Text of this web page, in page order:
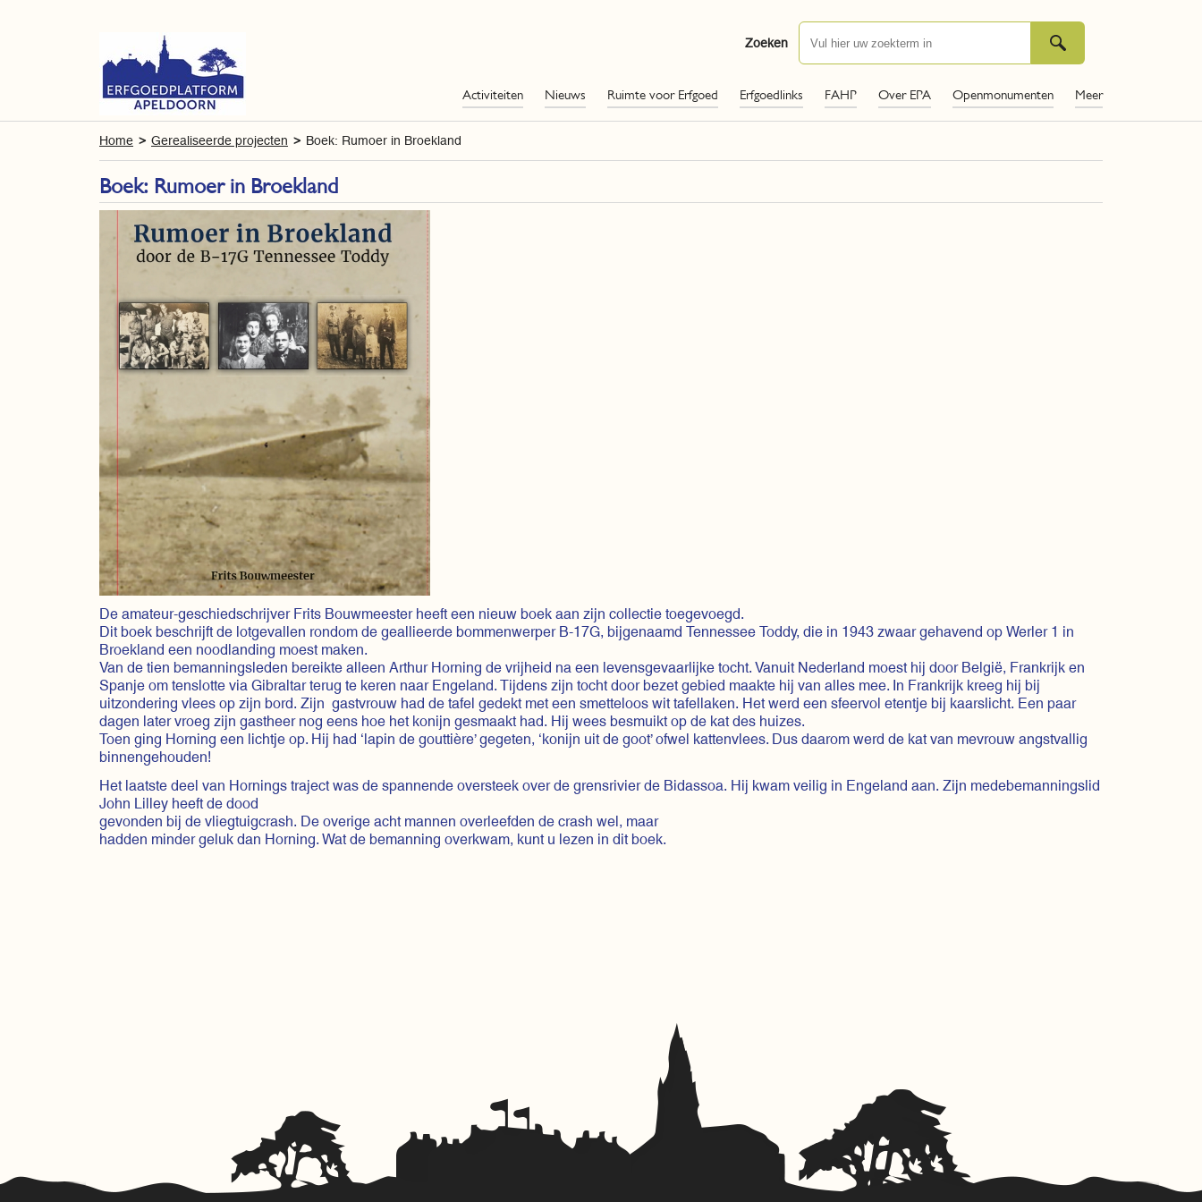
Zoeken
Activiteiten Nieuws Ruimte voor Erfgoed Erfgoedlinks FAHP Over EPA Openmonumenten Meer
Home Gerealiseerde projecten Boek: Rumoer in Broekland
Boek: Rumoer in Broekland
De amateur-geschiedschrijver Frits Bouwmeester heeft een nieuw boek aan zijn collectie toegevoegd.
Dit boek beschrijft de lotgevallen rondom de geallieerde bommenwerper B-17G, bijgenaamd Tennessee Toddy, die in 1943 zwaar gehavend op Werler 1 in
Broekland een noodlanding moest maken.
Van de tien bemanningsleden bereikte alleen Arthur Horning de vrijheid na een levensgevaarlijke tocht. Vanuit Nederland moest hij door België, Frankrijk en
Spanje om tenslotte via Gibraltar terug te keren naar Engeland. Tijdens zijn tocht door bezet gebied maakte hij van alles mee. In Frankrijk kreeg hij bij
uitzondering vlees op zijn bord. Zijn gastvrouw had de tafel gedekt met een smetteloos wit tafellaken. Het werd een sfeervol etentje bij kaarslicht. Een paar
dagen later vroeg zijn gastheer nog eens hoe het konijn gesmaakt had. Hij wees besmuikt op de kat des huizes.
Toen ging Horning een lichtje op. Hij had ‘lapin de gouttière’ gegeten, ‘konijn uit de goot’ ofwel kattenvlees. Dus daarom werd de kat van mevrouw angstvallig
binnengehouden!
Het laatste deel van Hornings traject was de spannende oversteek over de grensrivier de Bidassoa. Hij kwam veilig in Engeland aan. Zijn medebemanningslid
John Lilley heeft de dood
gevonden bij de vliegtuigcrash. De overige acht mannen overleefden de crash wel, maar
hadden minder geluk dan Horning. Wat de bemanning overkwam, kunt u lezen in dit boek.